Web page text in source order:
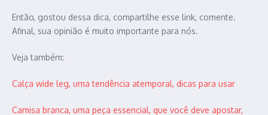
Então, gostou dessa dica, compartilhe esse link, comente.
Afinal, sua opinião é muito importante para nós.
Veja também:
Calça wide leg, uma tendência atemporal, dicas para usar
Camisa branca, uma peça essencial, que você deve apostar,